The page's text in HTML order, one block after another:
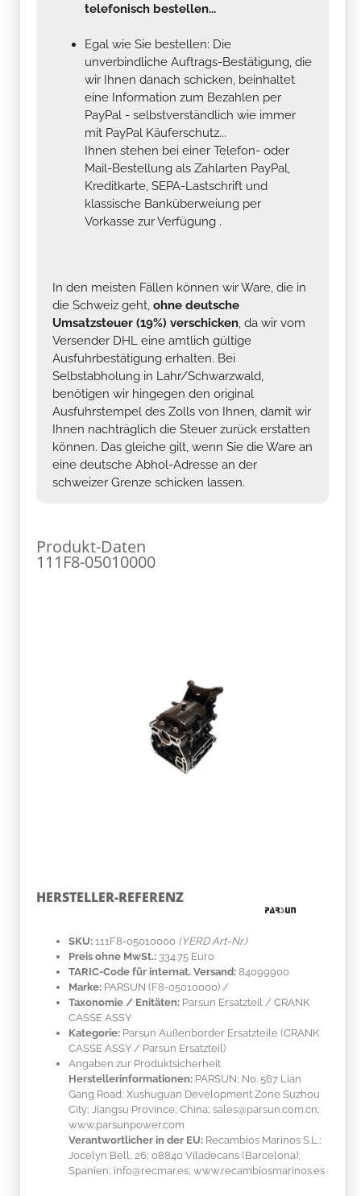
telefonisch bestellen...
Egal wie Sie bestellen: Die
unverbindliche Auftrags-Bestätigung, die
wir Ihnen danach schicken, beinhaltet
eine Information zum Bezahlen per
PayPal - selbstverständlich wie immer
mit PayPal Käuferschutz...
Ihnen stehen bei einer Telefon- oder
Mail-Bestellung als Zahlarten PayPal,
Kreditkarte, SEPA-Lastschrift und
klassische Banküberweiung per
Vorkasse zur Verfügung .
In den meisten Fällen können wir Ware, die in
die Schweiz geht, ohne deutsche
Umsatzsteuer (19%) verschicken, da wir vom
Versender DHL eine amtlich gültige
Ausfuhrbestätigung erhalten. Bei
Selbstabholung in Lahr/Schwarzwald,
benötigen wir hingegen den original
Ausfuhrstempel des Zolls von Ihnen, damit wir
Ihnen nachträglich die Steuer zurück erstatten
können. Das gleiche gilt, wenn Sie die Ware an
eine deutsche Abhol-Adresse an der
schweizer Grenze schicken lassen.
Produkt-Daten
111F8-05010000
HERSTELLER-REFERENZ
SKU: 111F8-05010000 (YERD Art-Nr.)
Preis ohne MwSt.: 334.75 Euro
TARIC-Code für internat. Versand: 84099900
Marke: PARSUN (F8-05010000) /
Taxonomie / Enitäten: Parsun Ersatzteil / CRANK
CASSE ASSY
Kategorie: Parsun Außenborder Ersatzteile (CRANK
CASSE ASSY / Parsun Ersatzteil)
Angaben zur Produktsicherheit
Herstellerinformationen: PARSUN; No. 567 Lian
Gang Road; Xushuguan Development Zone Suzhou
City; Jiangsu Province; China; sales@parsun.com.cn;
www.parsunpower.com
Verantwortlicher in der EU: Recambios Marinos S.L.;
Jocelyn Bell, 26; 08840 Viladecans (Barcelona);
Spanien; info@recmar.es; www.recambiosmarinos.es